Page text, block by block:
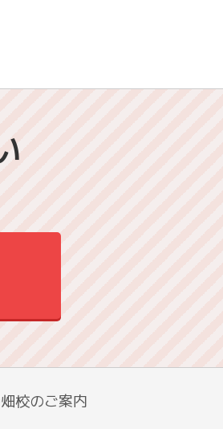
校のご案内